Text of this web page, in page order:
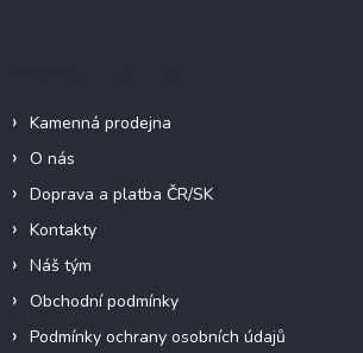
Kamenná prodejna
O nás
Doprava a platba ČR/SK
Kontakty
Náš tým
Obchodní podmínky
Podmínky ochrany osobních údajů